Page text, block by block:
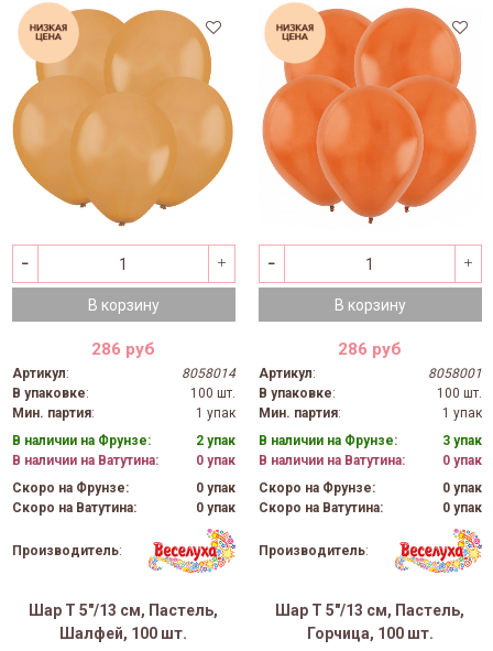
В корзину
286 руб
Артикул:
8058014
В упаковке:
100 шт.
Мин. партия:
1 упак
В наличии на Фрунзе:
2 упак
В наличии на Ватутина:
0 упак
Скоро на Фрунзе:
0 упак
Скоро на Ватутина:
0 упак
Производитель:
В корзину
286 руб
Артикул:
8058001
В упаковке:
100 шт.
Мин. партия:
1 упак
В наличии на Фрунзе:
3 упак
В наличии на Ватутина:
0 упак
Скоро на Фрунзе:
0 упак
Скоро на Ватутина:
0 упак
Производитель:
Шар Т 5"/13 см, Пастель,
Шалфей, 100 шт.
Шар Т 5"/13 см, Пастель,
Горчица, 100 шт.